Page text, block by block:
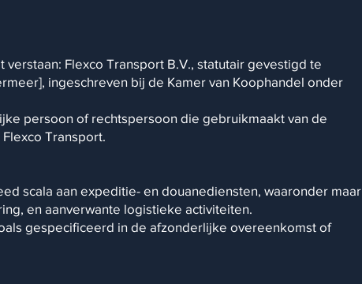
verstaan: Flexco Transport B.V., statutair gevestigd te
ingeschreven bij de Kamer van Koophandel onder
persoon of rechtspersoon die gebruikmaakt van de
Transport.
scala aan expeditie- en douanediensten, waaronder maar
en aanverwante logistieke activiteiten.
gespecificeerd in de afzonderlijke overeenkomst of